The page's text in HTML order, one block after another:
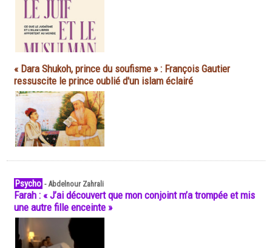
« Dara Shukoh, prince du soufisme » : François Gautier
ressuscite le prince oublié d'un islam éclairé
Psycho -Abdelnour Zahrali
Farah : « J’ai découvert que mon conjoint m’a trompée et mis
une autre fille enceinte »